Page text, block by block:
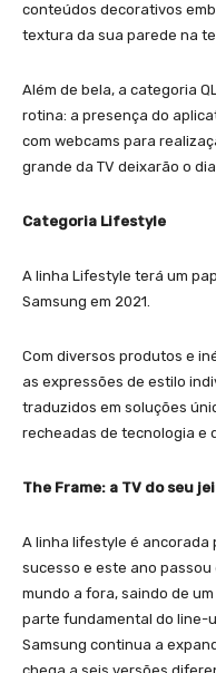
conteúdos decorativos
textura da sua parede na
Além de bela, a categoria
rotina: a presença do
com webcams para
grande da TV deixarão o
Categoria Lifestyle
A linha Lifestyle terá um
Samsung em 2021.
Com diversos produtos e
as expressões de estilo
traduzidos em soluções
recheadas de tecnologia e
The Frame: a TV do seu
A linha lifestyle é ancorada
sucesso e este ano passou
mundo a fora, saindo de
parte fundamental do line-
Samsung continua a